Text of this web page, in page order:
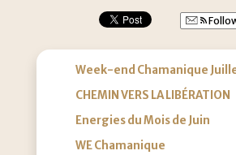
Week-end Chamanique
CHEMIN VERS LA LIBÉRATION
Energies du Mois de Juin
WE Chamanique